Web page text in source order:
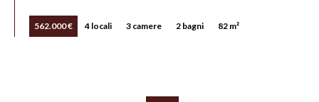
562.000 € 4 locali 3 camere 2 bagni 82 m²